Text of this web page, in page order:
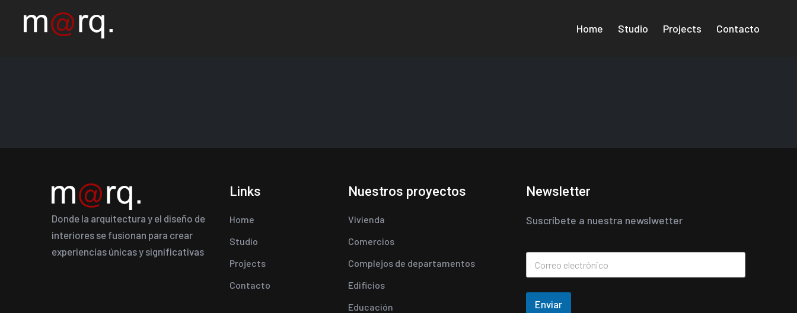
Home Studio Projects Contacto
Donde la arquitectura y el diseño de
interiores se fusionan para crear
experiencias únicas y significativas
Links
Home
Studio
Projects
Contacto
Nuestros proyectos
Vivienda
Comercios
Complejos de departamentos
Edificios
Educación
Newsletter
Suscríbete a nuestra newslwetter
Enviar